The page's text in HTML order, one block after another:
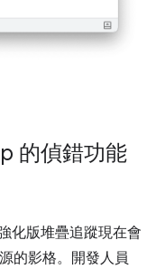
的偵錯功能
化版堆疊追蹤現在會
的影格。開發人員